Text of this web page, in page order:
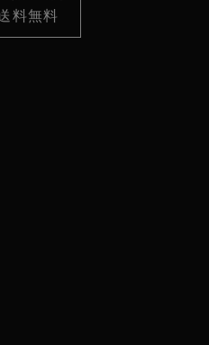
カジュアルシャツ
バッグ
ストール・マフラー
料無料